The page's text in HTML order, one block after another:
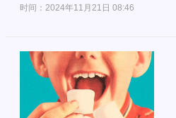
时间：2024年11月21日 08:46